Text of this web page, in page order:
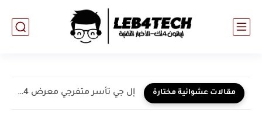
مقالات عشوائية مختارة إل جي تأسر متفرجي معرض CES 2024 مع منطقة...